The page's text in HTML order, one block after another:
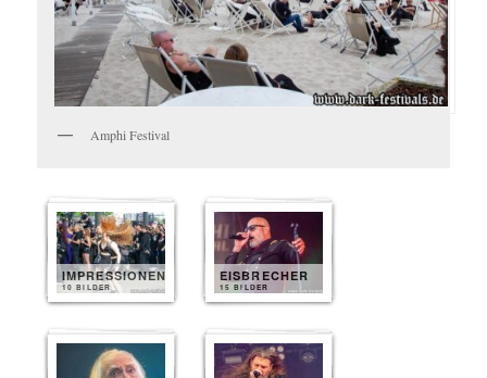
Amphi Festival
IMPRESSIONEN
10 BILDER
EISBRECHER
15 BILDER